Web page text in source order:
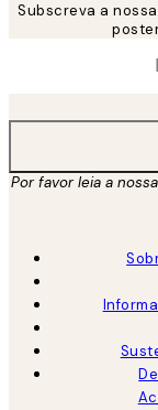
Subscreva a
Por favor leia a nossa